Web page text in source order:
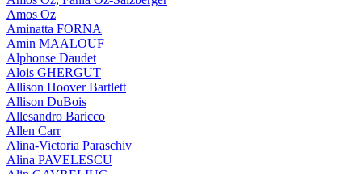
Amos Oz
Aminatta FORNA
Amin MAALOUF
Alphonse Daudet
Alois GHERGUT
Allison Hoover Bartlett
Allison DuBois
Allesandro Baricco
Allen Carr
Alina-Victoria Paraschiv
Alina PAVELESCU